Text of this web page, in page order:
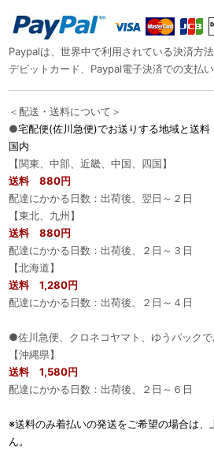
Paypalは、世界中で利用されている決済方
デビットカード、Paypal電子決済での支払い
＜配送・送料について＞
●宅配便(佐川急便)でお送りする地域と送料
国内
【関東、中部、近畿、中国、四国】
送料 880円
配達にかかる日数：出荷後、翌日～２日
【東北、九州】
送料 880円
配達にかかる日数：出荷後、２日～３日
【北海道】
送料 1,280円
配達にかかる日数：出荷後、２日～４日
●佐川急便、クロネコヤマト、ゆうパック
【沖縄県】
送料 1,580円
配達にかかる日数：出荷後、２日～６日
※送料のみ着払いの発送をご希望の場合は
ん。